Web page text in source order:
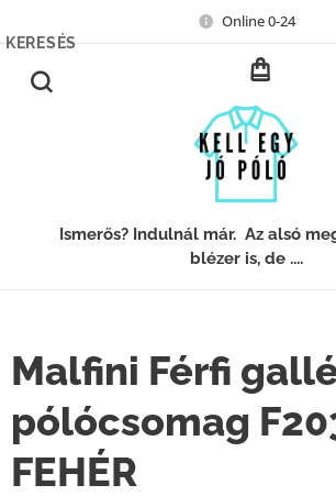
Online 0-24
Ismerős? Indulnál már. Az alsó
blézer is, de ....
KERESÉS
Malfini Férfi
pólócsomag
FEHÉR